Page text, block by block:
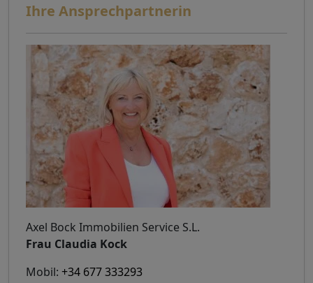
Ihre Ansprechpartnerin
Axel Bock Immobilien Service S.L.
Frau Claudia Kock
Mobil: +34 677 333293